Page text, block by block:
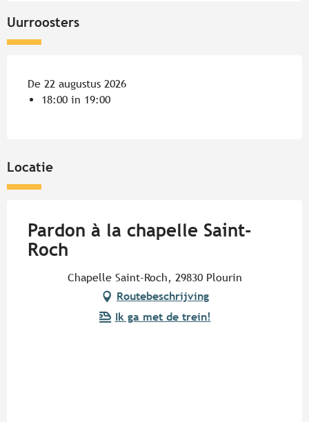
Uurroosters
De 22 augustus 2026
18:00 in 19:00
Locatie
Pardon à la chapelle Saint-
Roch
Chapelle Saint-Roch, 29830 Plourin
Routebeschrijving
Ik ga met de trein!